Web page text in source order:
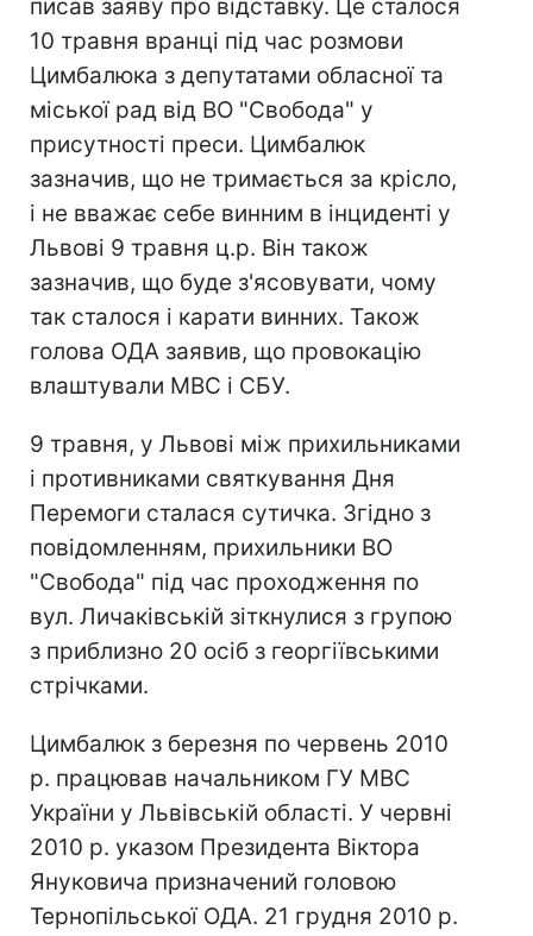
писав заяву про відставку. Це сталося
10 травня вранці під час розмови
Цимбалюка з депутатами обласної та
міської рад від ВО "Свобода" у
присутності преси. Цимбалюк
зазначив, що не тримається за крісло,
і не вважає себе винним в інциденті у
Львові 9 травня ц.р. Він також
зазначив, що буде з'ясовувати, чому
так сталося і карати винних. Також
голова ОДА заявив, що провокацію
влаштували МВС і СБУ.
9 травня, у Львові між прихильниками
і противниками святкування Дня
Перемоги сталася сутичка. Згідно з
повідомленням, прихильники ВО
"Свобода" під час проходження по
вул. Личаківській зіткнулися з групою
з приблизно 20 осіб з георгіївськими
стрічками.
Цимбалюк з березня по червень 2010
р. працював начальником ГУ МВС
України у Львівській області. У червні
2010 р. указом Президента Віктора
Януковича призначений головою
Тернопільської ОДА. 21 грудня 2010 р.